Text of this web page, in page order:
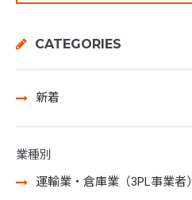
CATEGORIES
新着
業種別
運輸業・倉庫業（3PL事業者）